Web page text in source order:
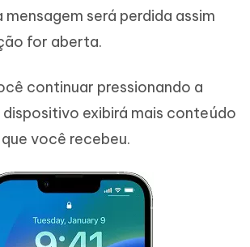
será perdida assim
for aberta.
continuar pressionando a
exibirá mais conteúdo
você recebeu.